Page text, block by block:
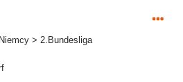
> 2.Bundesliga